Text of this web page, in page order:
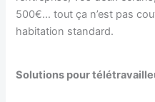
500€… tout ça n’est pas
habitation standard.
Solutions pour